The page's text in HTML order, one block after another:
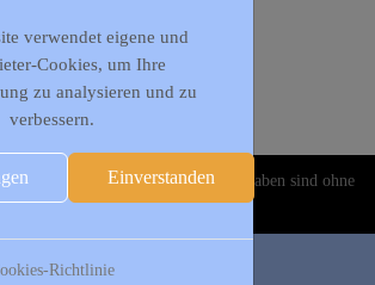
gefunden
DJK Gillrath 1911 e. V. Alle Angaben sind ohne
Gewähr!
verwendet eigene und
Cookies, um Ihre
zu analysieren und zu
verbessern.
Einverstanden
Richtlinie